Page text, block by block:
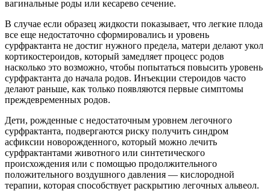
вагинальные роды или кесарево сечение.
В случае если образец жидкости показывает, что легкие плода
все еще недостаточно сформировались и уровень
сурфрактанта не достиг нужного предела, матери делают укол
кортикостероидов, который замедляет процесс родов
насколько это возможно, чтобы попытаться повысить уровень
сурфрактанта до начала родов. Инъекции стероидов часто
делают раньше, как только появляются первые симптомы
преждевременных родов.
Дети, рожденные с недостаточным уровнем легочного
сурфрактанта, подвергаются риску получить синдром
асфиксии новорожденного, который можно лечить
сурфрактантами животного или синтетического
происхождения или с помощью продолжительного
положительного воздушного давления — кислородной
терапии, которая способствует раскрытию легочных альвеол.